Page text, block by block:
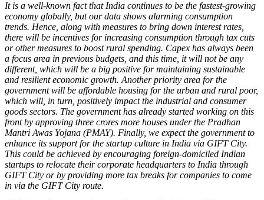
It is a well-known fact that India continues to be the fastest-growing
economy globally, but our data shows alarming consumption
trends. Hence, along with measures to bring down interest rates,
there will be incentives for increasing consumption through tax cuts
or other measures to boost rural spending. Capex has always been
a focus area in previous budgets, and this time, it will not be any
different, which will be a big positive for maintaining sustainable
and resilient economic growth. Another priority area for the
government will be affordable housing for the urban and rural poor,
which will, in turn, positively impact the industrial and consumer
goods sectors. The government has already started working on this
front by approving three crores more houses under the Pradhan
Mantri Awas Yojana (PMAY). Finally, we expect the government to
enhance its support for the startup culture in India via GIFT City.
This could be achieved by encouraging foreign-domiciled Indian
startups to relocate their corporate headquarters to India through
GIFT City or by providing more tax breaks for companies to come
in via the GIFT City route.